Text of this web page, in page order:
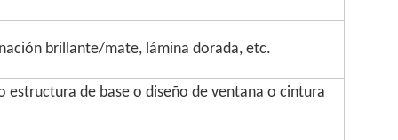
brillante/mate, lámina dorada, etc.
de base o diseño de ventana o cintura